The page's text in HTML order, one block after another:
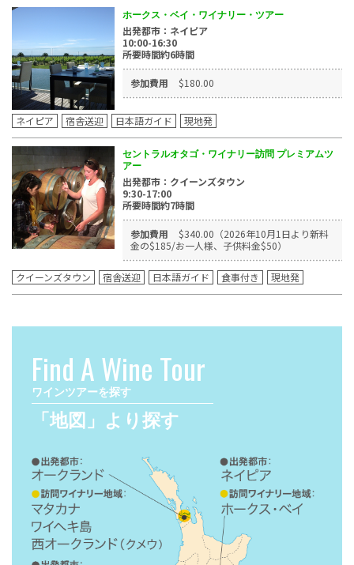
ホークス・ベイ・ワイナリー・ツアー
出発都市：ネイピア
10:00-16:30
所要時間約6時間
参加費用 $180.00
ネイピア 宿舎送迎 日本語ガイド 現地発
セントラルオタゴ・ワイナリー訪問 プレミアムツ
アー
出発都市：クイーンズタウン
9:30-17:00
所要時間約7時間
参加費用
$340.00（2026年10月1日より新料
金の$185/お一人様、子供料金$50）
クイーンズタウン 宿舎送迎 日本語ガイド 食事付き 現地発
Find A Wine Tour
ワインツアーを探す
「地図」より探す